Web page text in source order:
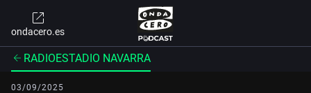
ondacero.es
RADIOESTADIO NAVARRA
03/09/2025